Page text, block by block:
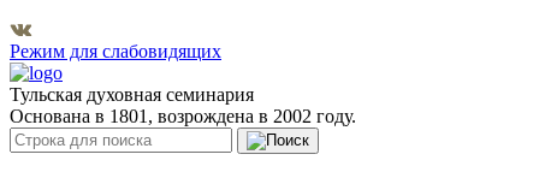
Режим для слабовидящих
Тульская духовная семинария
Основана в 1801, возрождена в 2002 году.